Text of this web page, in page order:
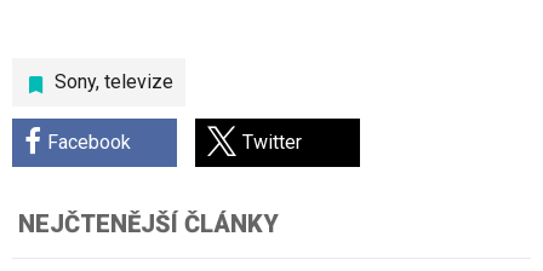
Sony, televize
Facebook Twitter
NEJČTENĚJŠÍ ČLÁNKY